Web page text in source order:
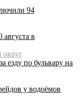
94
в
округ
езду по бульвару на
у водоёмов